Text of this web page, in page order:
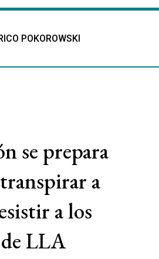
POKOROWSKI
se prepara
a
a los
LLA